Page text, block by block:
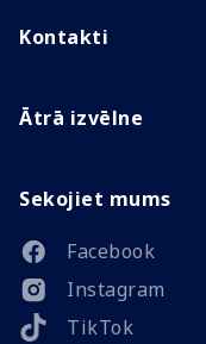
Kontakti
Ātrā izvēlne
Sekojiet mums
Facebook
Instagram
TikTok